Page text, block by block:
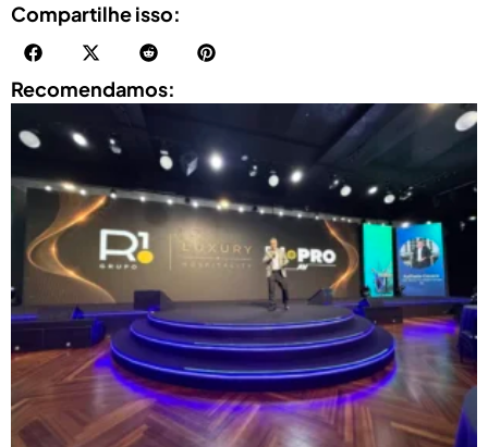
Compartilhe isso:
Recomendamos: